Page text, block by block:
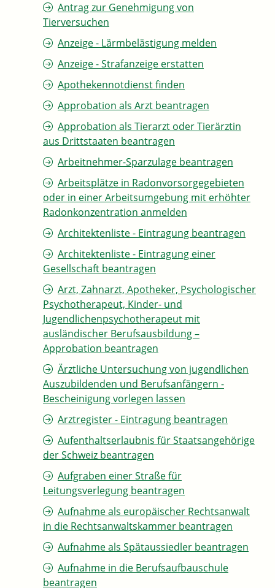
Antrag zur Genehmigung von
Tierversuchen
Anzeige - Lärmbelästigung melden
Anzeige - Strafanzeige erstatten
Apothekennotdienst finden
Approbation als Arzt beantragen
Approbation als Tierarzt oder Tierärztin
aus Drittstaaten beantragen
Arbeitnehmer-Sparzulage beantragen
Arbeitsplätze in Radonvorsorgegebieten
oder in einer Arbeitsumgebung mit erhöhter
Radonkonzentration anmelden
Architektenliste - Eintragung beantragen
Architektenliste - Eintragung einer
Gesellschaft beantragen
Arzt, Zahnarzt, Apotheker, Psychologischer
Psychotherapeut, Kinder- und
Jugendlichenpsychotherapeut mit
ausländischer Berufsausbildung –
Approbation beantragen
Ärztliche Untersuchung von jugendlichen
Auszubildenden und Berufsanfängern -
Bescheinigung vorlegen lassen
Arztregister - Eintragung beantragen
Aufenthaltserlaubnis für Staatsangehörige
der Schweiz beantragen
Aufgraben einer Straße für
Leitungsverlegung beantragen
Aufnahme als europäischer Rechtsanwalt
in die Rechtsanwaltskammer beantragen
Aufnahme als Spätaussiedler beantragen
Aufnahme in die Berufsaufbauschule
beantragen